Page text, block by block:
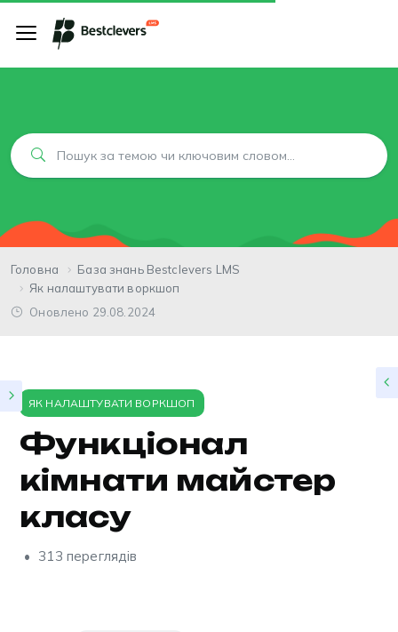
Головна
База знань Bestclevers LMS
Як налаштувати воркшоп
Оновлено 29.08.2024
ЯК НАЛАШТУВАТИ ВОРКШОП
Функціонал
кімнати майстер
класу
313 переглядів